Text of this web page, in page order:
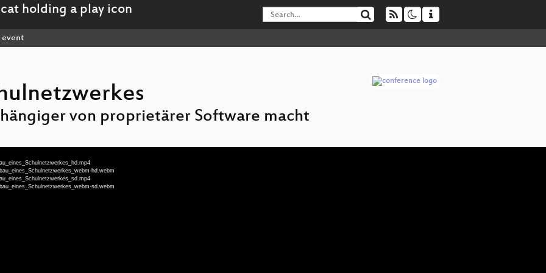
event
von proprietärer Software macht
hd.webm
sd.webm